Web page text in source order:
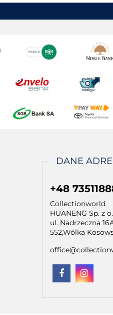
DANE
+48
Collectionworld
HUANENG Sp. z
ul. Nadrzeczna
552,Wólka